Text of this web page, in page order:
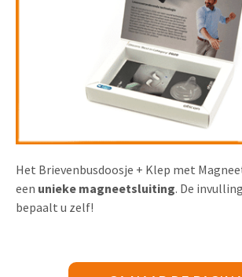
Het Brievenbusdoosje + Klep met
een unieke magneetsluiting. De
bepaalt u zelf!